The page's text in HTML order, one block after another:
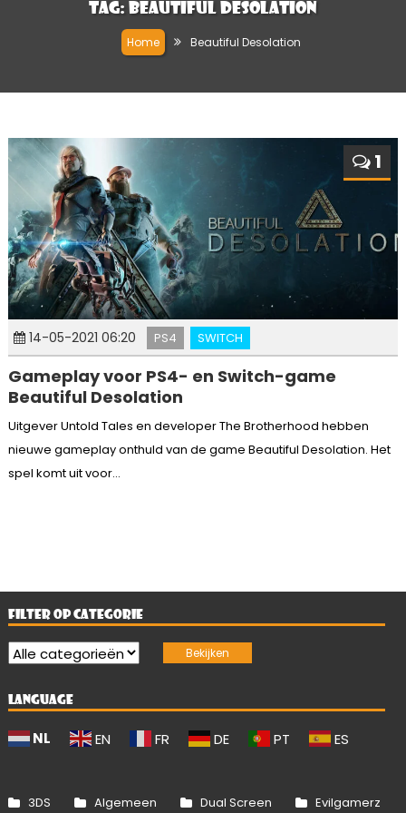
Tag: Beautiful Desolation
Home Beautiful Desolation
1
14-05-2021 06:20 PS4 SWITCH
Gameplay voor PS4- en Switch-game
Beautiful Desolation
Uitgever Untold Tales en developer The Brotherhood hebben
nieuwe gameplay onthuld van de game Beautiful Desolation. Het
spel komt uit voor...
FILTER OP CATEGORIE
LANGUAGE
NL EN FR DE PT ES
3DS Algemeen Dual Screen Evilgamerz